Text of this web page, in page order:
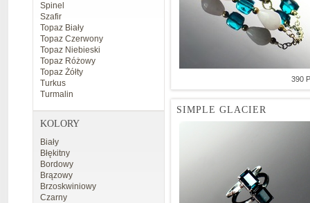
Spinel
Szafir
Topaz Biały
Topaz Czerwony
Topaz Niebieski
Topaz Różowy
Topaz Żółty
Turkus
Turmalin
KOLORY
Biały
Błękitny
Bordowy
Brązowy
Brzoskwiniowy
Czarny
390
SIMPLE GLACIER